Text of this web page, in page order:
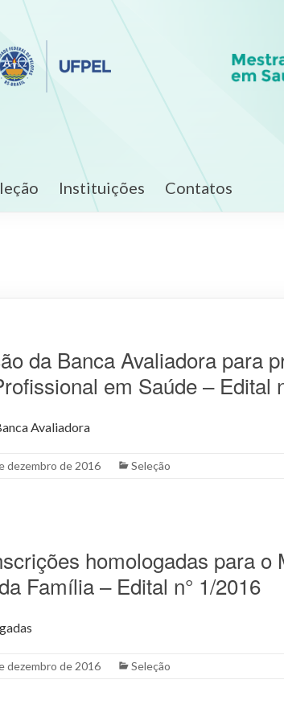
Instituições Contatos
da Banca Avaliadora para
em Saúde – Edital
Avaliadora
dezembro de 2016 Seleção
homologadas para o
Família – Edital n° 1/2016
dezembro de 2016 Seleção